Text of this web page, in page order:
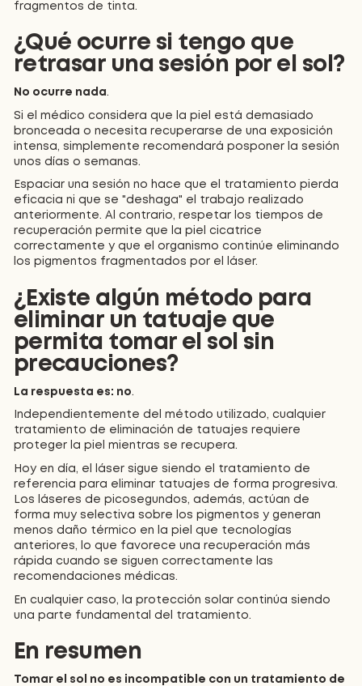
fragmentos de tinta.
¿Qué ocurre si tengo que
retrasar una sesión por el sol?
No ocurre nada.
Si el médico considera que la piel está demasiado
bronceada o necesita recuperarse de una exposición
intensa, simplemente recomendará posponer la sesión
unos días o semanas.
Espaciar una sesión no hace que el tratamiento pierda
eficacia ni que se "deshaga" el trabajo realizado
anteriormente. Al contrario, respetar los tiempos de
recuperación permite que la piel cicatrice
correctamente y que el organismo continúe eliminando
los pigmentos fragmentados por el láser.
¿Existe algún método para
eliminar un tatuaje que
permita tomar el sol sin
precauciones?
La respuesta es: no.
Independientemente del método utilizado, cualquier
tratamiento de eliminación de tatuajes requiere
proteger la piel mientras se recupera.
Hoy en día, el láser sigue siendo el tratamiento de
referencia para eliminar tatuajes de forma progresiva.
Los láseres de picosegundos, además, actúan de
forma muy selectiva sobre los pigmentos y generan
menos daño térmico en la piel que tecnologías
anteriores, lo que favorece una recuperación más
rápida cuando se siguen correctamente las
recomendaciones médicas.
En cualquier caso, la protección solar continúa siendo
una parte fundamental del tratamiento.
En resumen
Tomar el sol no es incompatible con un tratamiento de